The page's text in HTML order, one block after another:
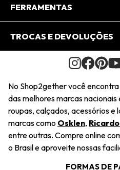
Journal
Saiu na Mídia
Sustentabilidade
Navegando
Central de Relacionamento
Regulamento e Promoções
FERRAMENTAS
Minha Conta
Pedido de Presente
Wishlist
TROCAS E DEVOLUÇÕES
Condições Gerais
Troca Fácil
Restituição de Pagamento
Dúvidas Frequentes
Termos e Condições
No Shop2gether você
das melhores marcas
roupas, calçados, acessórios e
marcas como Osklen,
entre outras. Compre online
o Brasil e aproveite nossas
FORMAS DE